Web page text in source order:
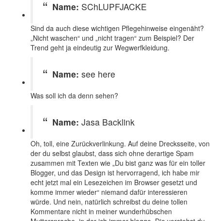
Name: SChLUPFJACKE
Sind da auch diese wichtigen Pflegehinweise eingenäht?
„Nicht waschen“ und „nicht tragen“ zum Beispiel? Der
Trend geht ja eindeutig zur Wegwerfkleidung.
Name: see here
Was soll ich da denn sehen?
Name: Jasa Backlink
Oh, toll, eine Zurückverlinkung. Auf deine Drecksseite, von
der du selbst glaubst, dass sich ohne derartige Spam
zusammen mit Texten wie „Du bist ganz was für ein toller
Blogger, und das Design ist hervorragend, ich habe mir
echt jetzt mal ein Lesezeichen im Browser gesetzt und
komme immer wieder“ niemand dafür interessieren
würde. Und nein, natürlich schreibst du deine tollen
Kommentare nicht in meiner wunderhübschen